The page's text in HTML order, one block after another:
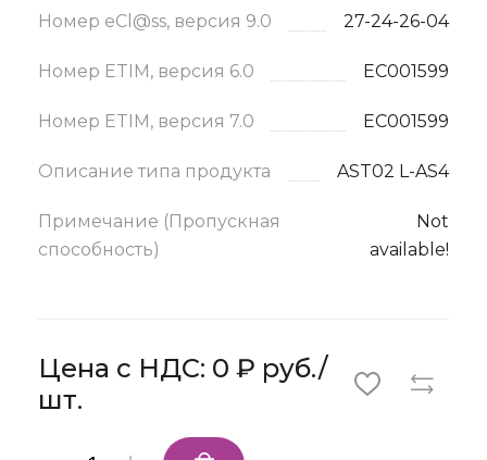
Номер eCl@ss, версия 9.0 27-24-26-04
Номер ETIM, версия 6.0 EC001599
Номер ETIM, версия 7.0 EC001599
Описание типа продукта AST02 L-AS4
Примечание (Пропускная
способность)
Not
available!
Цена с НДС: 0 ₽ руб./
шт.